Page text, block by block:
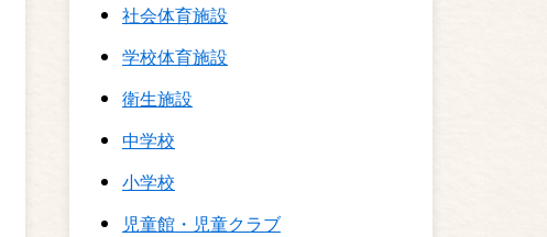
社会体育施設
学校体育施設
衛生施設
中学校
小学校
児童館・児童クラブ